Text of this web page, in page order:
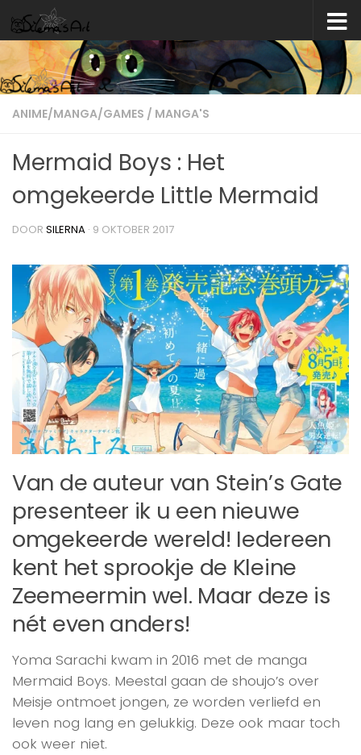
Skip to content
ANIME/MANGA/GAMES / MANGA'S
Mermaid Boys : Het
omgekeerde Little Mermaid
DOOR SILERNA · 9 OKTOBER 2017
Van de auteur van Stein’s Gate
presenteer ik u een nieuwe
omgekeerde wereld! Iedereen
kent het sprookje de Kleine
Zeemeermin wel. Maar deze is
nét even anders!
Yoma Sarachi kwam in 2016 met de manga
Mermaid Boys. Meestal gaan de shoujo’s over
Meisje ontmoet jongen, ze worden verliefd en
leven nog lang en gelukkig. Deze ook maar toch
ook weer niet.